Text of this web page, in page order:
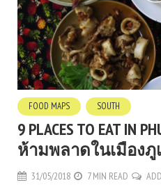
FOOD MAPS SOUTH
9 PLACES TO EAT IN
ห้ามพลาดในเมืองภู
31/05/2018 7 MIN READ